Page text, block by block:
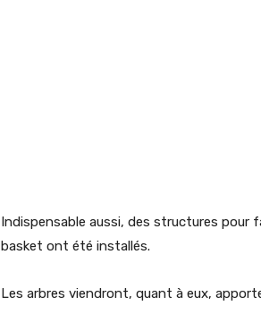
Indispensable aussi, des structures pour
basket ont été installés.
Les arbres viendront, quant à eux,